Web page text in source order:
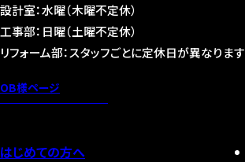
設計室：水曜（木曜不定休）
工事部：日曜（土曜不定休）
リフォーム部：スタッフごとに定休日が異なります
OB様ページ
はじめての方へ